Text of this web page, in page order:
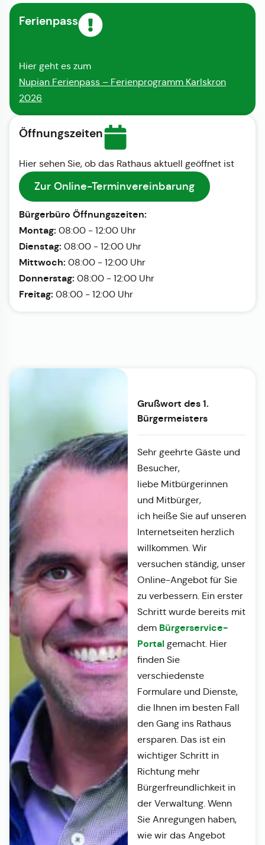
Ferienpass
Hier geht es zum
Nupian Ferienpass – Ferienprogramm Karlskron
2026
Öffnungszeiten
Hier sehen Sie, ob das Rathaus aktuell geöffnet ist
Zur Online-Terminvereinbarung
Bürgerbüro Öffnungszeiten:
Montag: 08:00 - 12:00 Uhr
Dienstag: 08:00 - 12:00 Uhr
Mittwoch: 08:00 - 12:00 Uhr
Donnerstag: 08:00 - 12:00 Uhr
Freitag: 08:00 - 12:00 Uhr
Grußwort des 1.
Bürgermeisters
Sehr geehrte Gäste und
Besucher,
liebe Mitbürgerinnen
und Mitbürger,
ich heiße Sie auf unseren
Internetseiten herzlich
willkommen. Wir
versuchen ständig, unser
Online-Angebot für Sie
zu verbessern. Ein erster
Schritt wurde bereits mit
dem Bürgerservice-
Portalgemacht. Hier
finden Sie
verschiedenste
Formulare und Dienste,
die Ihnen im besten Fall
den Gang ins Rathaus
ersparen. Das ist ein
wichtiger Schritt in
Richtung mehr
Bürgerfreundlichkeit in
der Verwaltung. Wenn
Sie Anregungen haben,
wie wir das Angebot